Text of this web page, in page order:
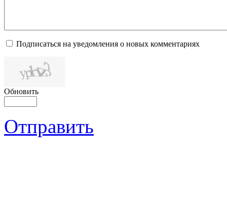
Подписаться на уведомления о новых комментариях
Обновить
Отправить